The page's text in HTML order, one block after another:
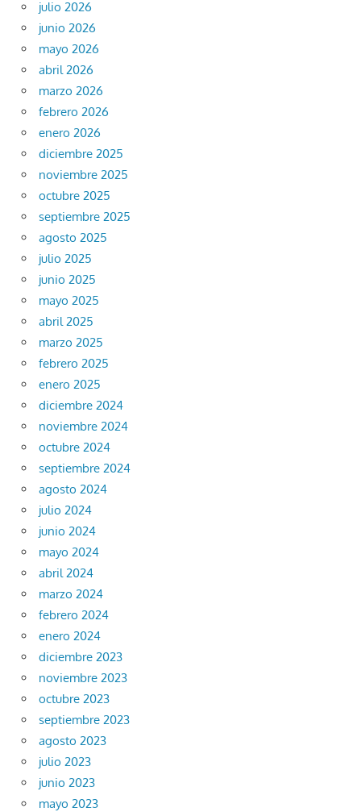
julio 2026
junio 2026
mayo 2026
abril 2026
marzo 2026
febrero 2026
enero 2026
diciembre 2025
noviembre 2025
octubre 2025
septiembre 2025
agosto 2025
julio 2025
junio 2025
mayo 2025
abril 2025
marzo 2025
febrero 2025
enero 2025
diciembre 2024
noviembre 2024
octubre 2024
septiembre 2024
agosto 2024
julio 2024
junio 2024
mayo 2024
abril 2024
marzo 2024
febrero 2024
enero 2024
diciembre 2023
noviembre 2023
octubre 2023
septiembre 2023
agosto 2023
julio 2023
junio 2023
mayo 2023